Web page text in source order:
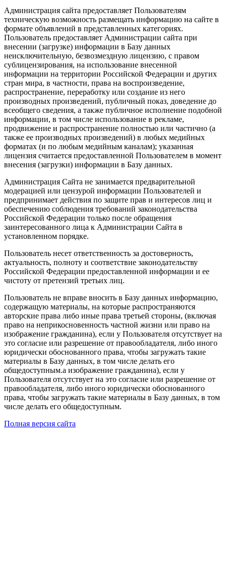
Администрация сайта предоставляет Пользователям
техническую возможность размещать информацию на сайте в
формате объявлений в представленных категориях.
Пользователь предоставляет Администрации сайта при
внесении (загрузке) информации в Базу данных
неисключительную, безвозмездную лицензию, с правом
сублицензирования, на использование внесенной
информации на территории Российской Федерации и других
стран мира, в частности, права на воспроизведение,
распространение, переработку или создание из него
производных произведений, публичный показ, доведение до
всеобщего сведения, а также публичное исполнение подобной
информации, в том числе использование в рекламе,
продвижение и распространение полностью или частично (а
также ее производных произведений) в любых медийных
форматах (и по любым медийным каналам); указанная
лицензия считается предоставленной Пользователем в момент
внесения (загрузки) информации в Базу данных.
Администрация Сайта не занимается предварительной
модерацией или цензурой информации Пользователей и
предпринимает действия по защите прав и интересов лиц и
обеспечению соблюдения требований законодательства
Российской Федерации только после обращения
заинтересованного лица к Администрации Сайта в
установленном порядке.
Пользователь несет ответственность за достоверность,
актуальность, полноту и соответствие законодательству
Российской Федерации предоставленной информации и ее
чистоту от претензий третьих лиц.
Пользователь не вправе вносить в Базу данных информацию,
содержащую материалы, на которые распространяются
авторские права либо иные права третьей стороны, (включая
право на неприкосновенность частной жизни или право на
изображение гражданина), если у Пользователя отсутствует на
это согласие или разрешение от правообладателя, либо иного
юридически обоснованного права, чтобы загружать такие
материалы в Базу данных, в том числе делать его
общедоступным.а изображение гражданина), если у
Пользователя отсутствует на это согласие или разрешение от
правообладателя, либо иного юридически обоснованного
права, чтобы загружать такие материалы в Базу данных, в том
числе делать его общедоступным.
Полная версия сайта